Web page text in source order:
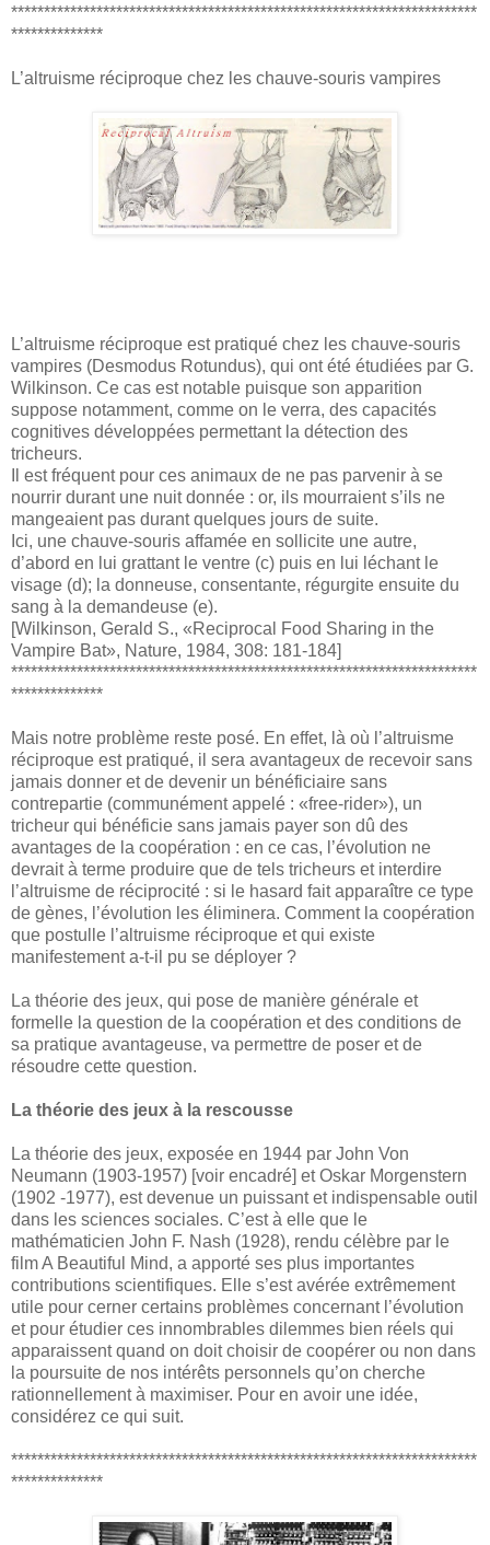
***********************************************************************
**************
L’altruisme réciproque chez les chauve-souris vampires
L’altruisme réciproque est pratiqué chez les chauve-souris
vampires (Desmodus Rotundus), qui ont été étudiées par G.
Wilkinson. Ce cas est notable puisque son apparition
suppose notamment, comme on le verra, des capacités
cognitives développées permettant la détection des
tricheurs.
Il est fréquent pour ces animaux de ne pas parvenir à se
nourrir durant une nuit donnée : or, ils mourraient s’ils ne
mangeaient pas durant quelques jours de suite.
Ici, une chauve-souris affamée en sollicite une autre,
d’abord en lui grattant le ventre (c) puis en lui léchant le
visage (d); la donneuse, consentante, régurgite ensuite du
sang à la demandeuse (e).
[Wilkinson, Gerald S., «Reciprocal Food Sharing in the
Vampire Bat», Nature, 1984, 308: 181-184]
***********************************************************************
**************
Mais notre problème reste posé. En effet, là où l’altruisme
réciproque est pratiqué, il sera avantageux de recevoir sans
jamais donner et de devenir un bénéficiaire sans
contrepartie (communément appelé : «free-rider»), un
tricheur qui bénéficie sans jamais payer son dû des
avantages de la coopération : en ce cas, l’évolution ne
devrait à terme produire que de tels tricheurs et interdire
l’altruisme de réciprocité : si le hasard fait apparaître ce type
de gènes, l’évolution les éliminera. Comment la coopération
que postulle l’altruisme réciproque et qui existe
manifestement a-t-il pu se déployer ?
La théorie des jeux, qui pose de manière générale et
formelle la question de la coopération et des conditions de
sa pratique avantageuse, va permettre de poser et de
résoudre cette question.
La théorie des jeux à la rescousse
La théorie des jeux, exposée en 1944 par John Von
Neumann (1903-1957) [voir encadré] et Oskar Morgenstern
(1902 -1977), est devenue un puissant et indispensable outil
dans les sciences sociales. C’est à elle que le
mathématicien John F. Nash (1928), rendu célèbre par le
film A Beautiful Mind, a apporté ses plus importantes
contributions scientifiques. Elle s’est avérée extrêmement
utile pour cerner certains problèmes concernant l’évolution
et pour étudier ces innombrables dilemmes bien réels qui
apparaissent quand on doit choisir de coopérer ou non dans
la poursuite de nos intérêts personnels qu’on cherche
rationnellement à maximiser. Pour en avoir une idée,
considérez ce qui suit.
***********************************************************************
**************